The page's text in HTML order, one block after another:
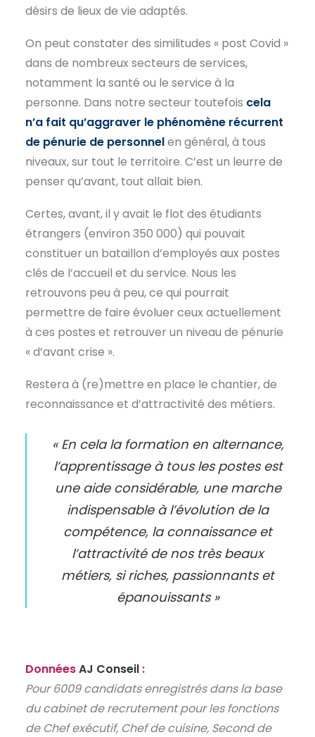
désirs de lieux de vie adaptés.
On peut constater des similitudes « post Covid »
dans de nombreux secteurs de services,
notamment la santé ou le service à la
personne. Dans notre secteur toutefois cela
n’a fait qu’aggraver le phénomène récurrent
de pénurie de personnelen général, à tous
niveaux, sur tout le territoire. C’est un leurre de
penser qu’avant, tout allait bien.
Certes, avant, il y avait le flot des étudiants
étrangers (environ 350 000) qui pouvait
constituer un bataillon d’employés aux postes
clés de l’accueil et du service. Nous les
retrouvons peu à peu, ce qui pourrait
permettre de faire évoluer ceux actuellement
à ces postes et retrouver un niveau de pénurie
« d’avant crise ».
Restera à (re)mettre en place le chantier, de
reconnaissance et d’attractivité des métiers.
« En cela la formation en alternance,
l’apprentissage à tous les postes est
une aide considérable, une marche
indispensable à l’évolution de la
compétence, la connaissance et
l’attractivité de nos très beaux
métiers, si riches, passionnants et
épanouissants »
DonnéesAJ Conseil :
Pour 6009 candidats enregistrés dans la base
du cabinet de recrutement pour les fonctions
de Chef exécutif, Chef de cuisine, Second de